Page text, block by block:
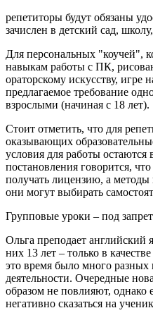
репетиторы будут обязаны
зачислен в детский сад,
Для персональных "коучей",
навыкам работы с ПК,
ораторскому искусству, игре
предлагаемое требование
взрослыми (начиная с 18 лет).
Cтоит отметить, что для
оказывающих
условия для работы
постановления говорится,
получать лицензию, а методы
они могут выбирать
Групповые уроки – под
Ольга преподает английский
них 13 лет – только в
это время было много
деятельности. Очередные
образом не повлияют, однако
негативно сказаться на